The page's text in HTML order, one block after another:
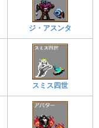
ジ・アスンタ
スミス四世